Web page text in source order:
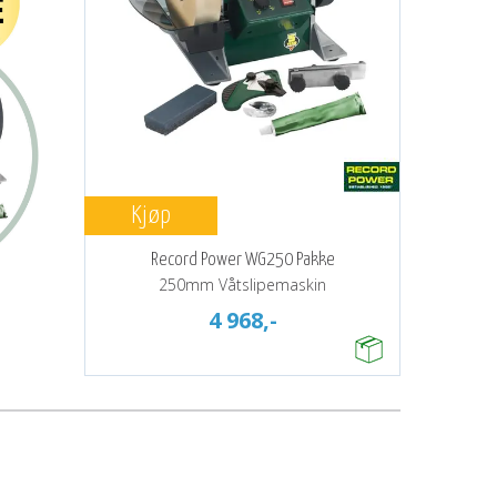
Kjøp
Record Power WG250 Pakke
250mm Våtslipemaskin
4 968,-